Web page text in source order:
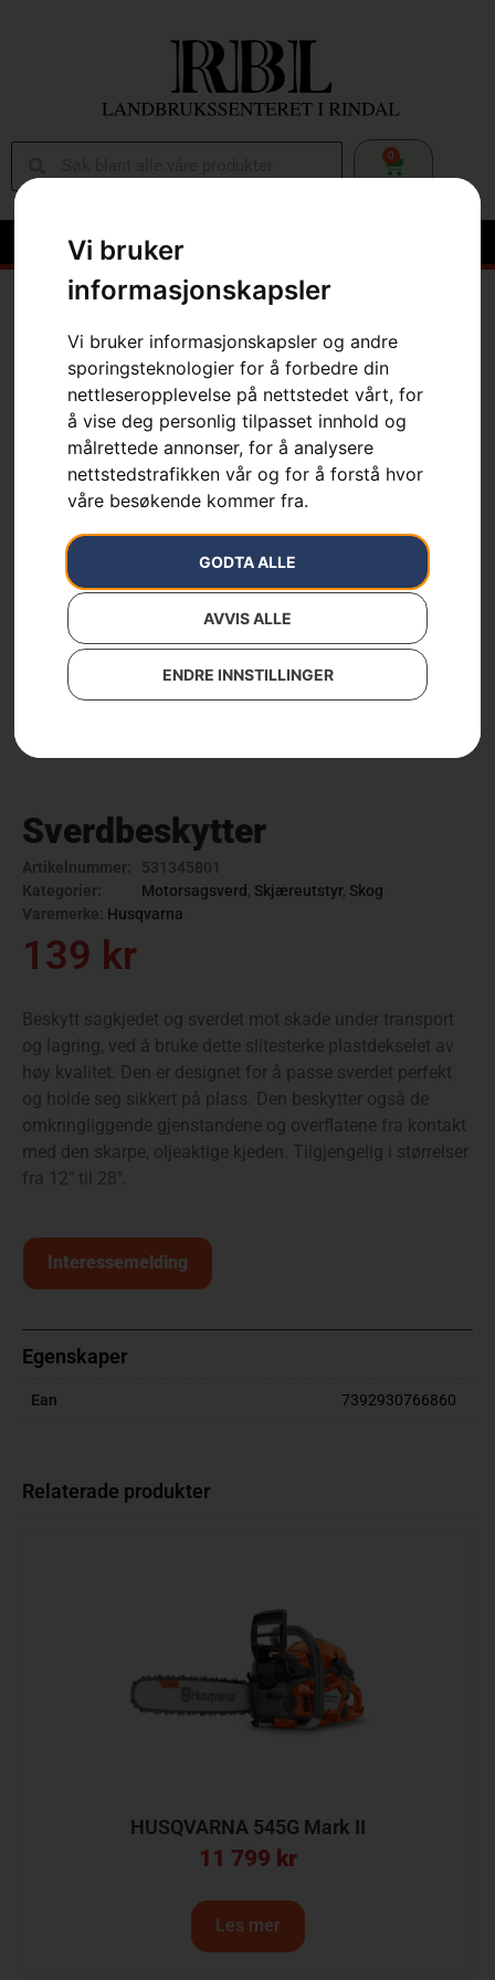
Vi bruker
informasjonskapsler
Vi bruker informasjonskapsler og andre
sporingsteknologier for å forbedre din
nettleseropplevelse på nettstedet vårt, for
å vise deg personlig tilpasset innhold og
målrettede annonser, for å analysere
nettstedstrafikken vår og for å forstå hvor
våre besøkende kommer fra.
GODTA ALLE
AVVIS ALLE
ENDRE INNSTILLINGER
0
Webbutikk» Skog »Skjæreutstyr»Motorsagsverd
Sverdbeskytter
Artikelnummer:
531345801
Kategorier:
Motorsagsverd , Skjæreutstyr, Skog
Varemerke Husqvarna
139 kr
Beskytt sagkjedet og sverdet mot skade under transport
og lagring, ved å bruke dette slitesterke plastdekselet av
høy kvalitet. Den er designet for å passe sverdet perfekt
og holde seg sikkert på plass. Den beskytter også de
omkringliggende gjenstandene og overflatene fra kontakt
med den skarpe, oljeaktige kjeden. Tilgjengelig i størrelser
fra 12″ til 28″.
Interessemelding
Egenskaper
Ean 7392930766860
Relaterade produkter
HUSQVARNA 545G Mark II
11 799 kr
Les mer